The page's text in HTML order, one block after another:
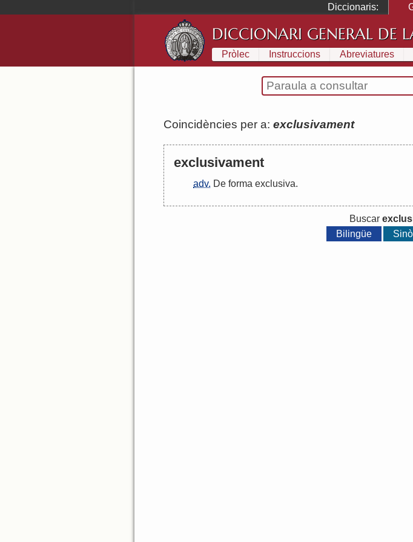
Diccionaris:
DICCIONARI GENERAL DE
Pròlec Instruccions Abreviatures
Coincidències per a: exclusivament
exclusivament
adv. De forma exclusiva.
Buscar
Bilingüe